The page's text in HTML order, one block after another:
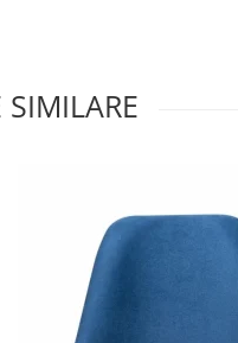
SIMILARE